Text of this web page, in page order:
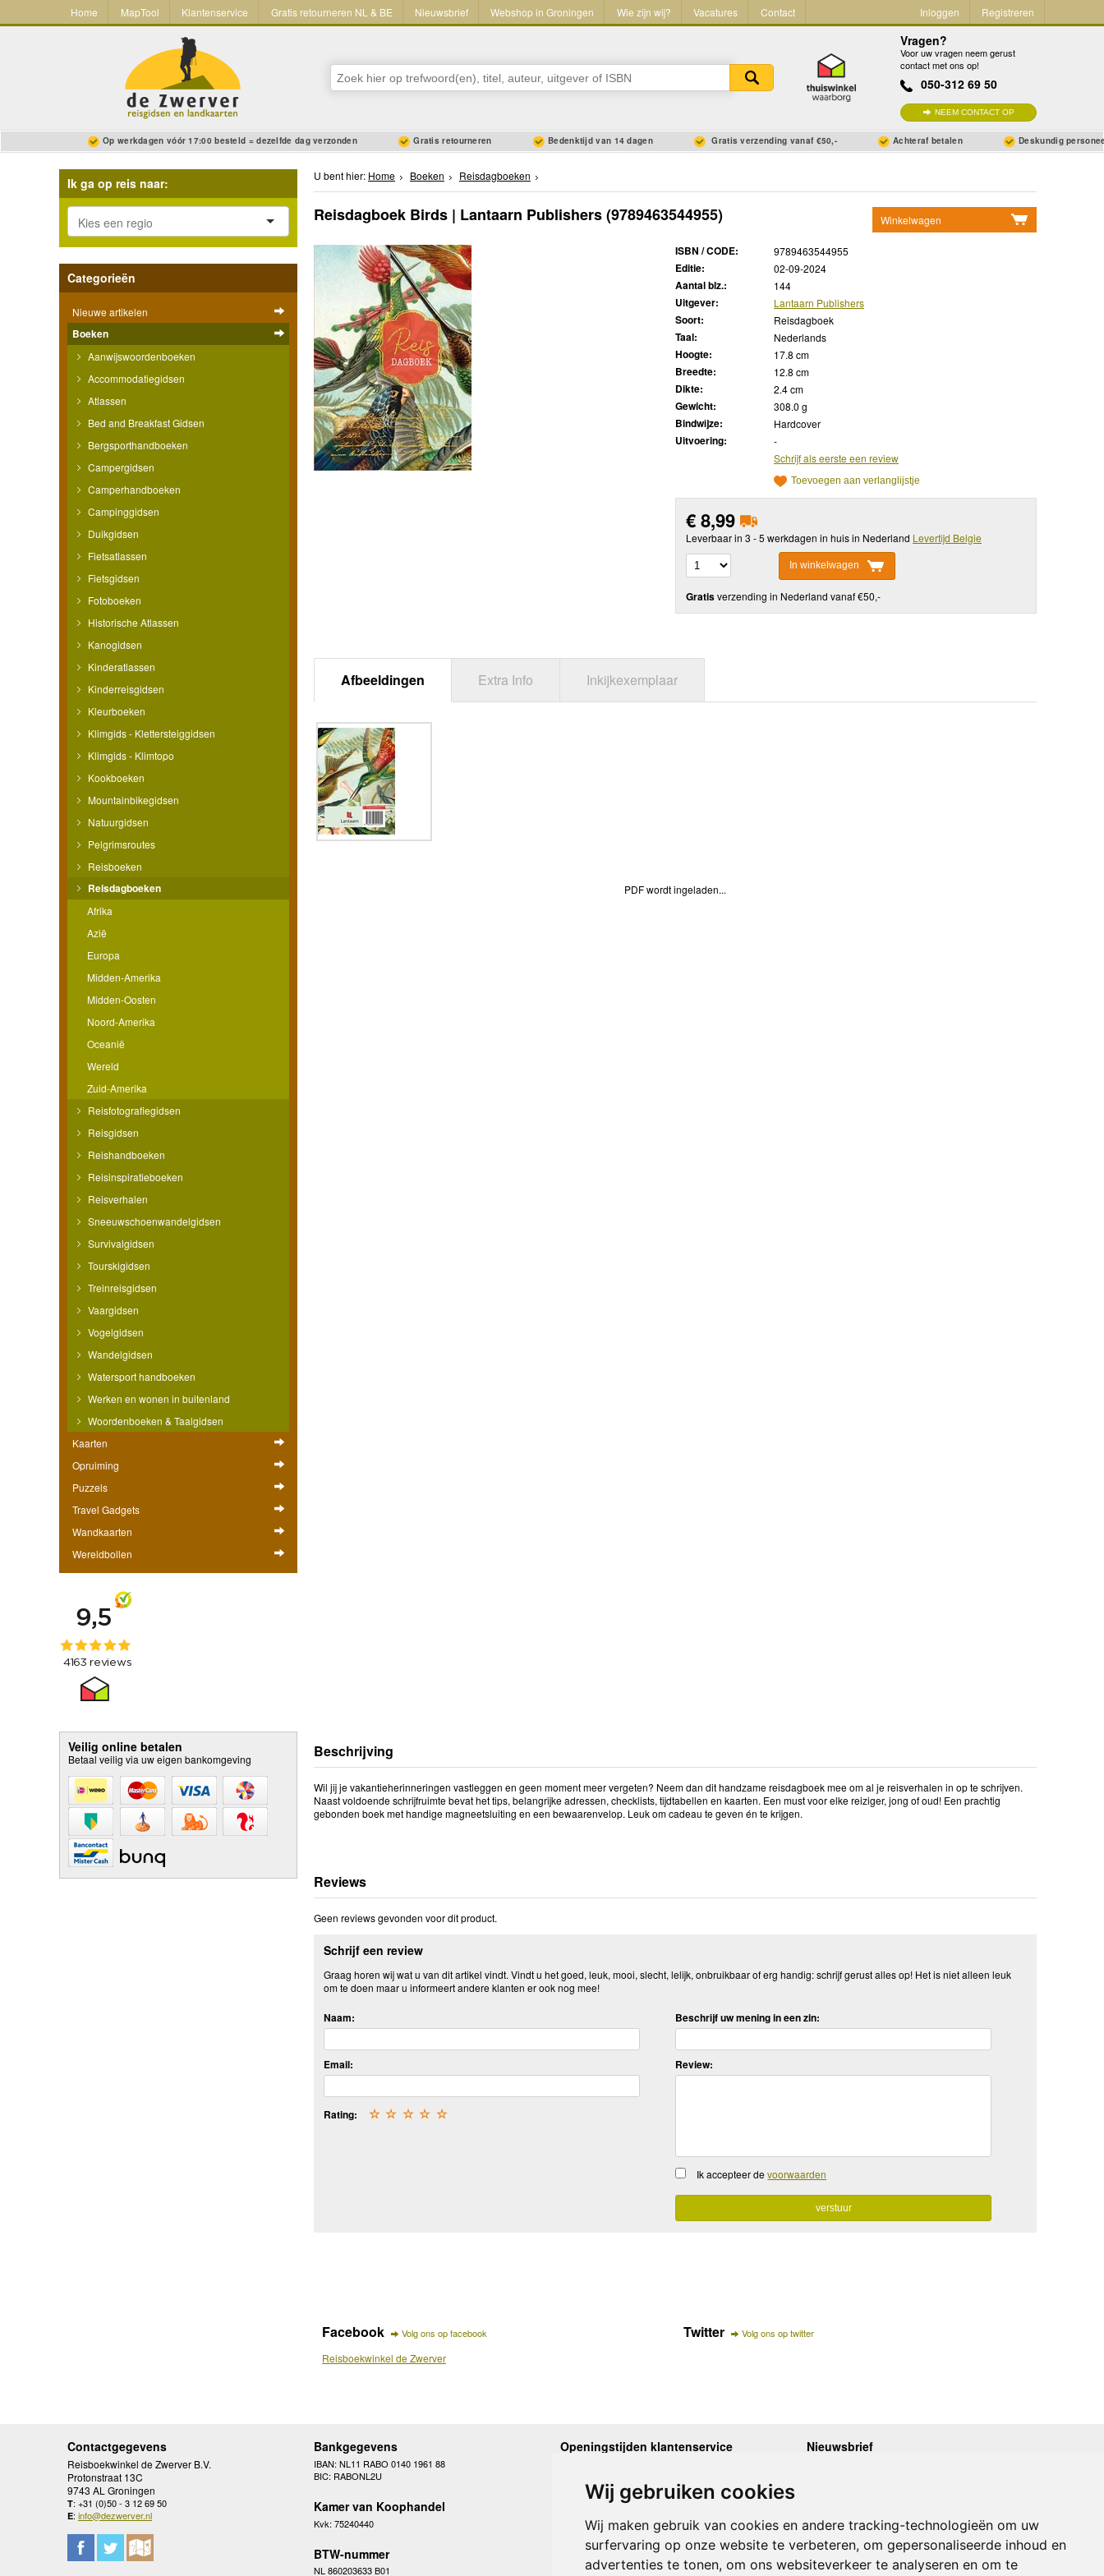
Wij gebruiken cookies
Wij maken gebruik van cookies en andere tracking-technologieën om uw
surfervaring op onze website te verbeteren, om gepersonaliseerde inhoud en
advertenties te tonen, om ons websiteverkeer te analyseren en om te
Home MapTool Klantenservice Gratis retourneren NL & BE Nieuwsbrief Webshop in Groningen Wie zijn wij? Vacatures Contact Inloggen Registreren
Vragen?
Voor uw vragen neem gerust
contact met ons op!
050-312 69 50
NEEM CONTACT OP
Op werkdagen vóór 17:00 besteld = dezelfde dag verzonden Gratis retourneren Bedenktijd van 14 dagen Gratis verzending vanaf €50,- Achteraf betalen Deskundig
Ik ga op reis naar:
Categorieën
Nieuwe artikelen
Boeken
Aanwijswoordenboeken
Accommodatiegidsen
Atlassen
Bed and Breakfast Gidsen
Bergsporthandboeken
Campergidsen
Camperhandboeken
Campinggidsen
Duikgidsen
Fietsatlassen
Fietsgidsen
Fotoboeken
Historische Atlassen
Kanogidsen
Kinderatlassen
Kinderreisgidsen
Kleurboeken
Klimgids - Klettersteiggidsen
Klimgids - Klimtopo
Kookboeken
Mountainbikegidsen
Natuurgidsen
Pelgrimsroutes
Reisboeken
Reisdagboeken
Afrika
Azië
Europa
Midden-Amerika
Midden-Oosten
Noord-Amerika
Oceanië
Wereld
Zuid-Amerika
Reisfotografiegidsen
Reisgidsen
Reishandboeken
Reisinspiratieboeken
Reisverhalen
Sneeuwschoenwandelgidsen
Survivalgidsen
Tourskigidsen
Treinreisgidsen
Vaargidsen
Vogelgidsen
Wandelgidsen
Watersport handboeken
Werken en wonen in buitenland
Woordenboeken & Taalgidsen
Kaarten
Opruiming
Puzzels
Travel Gadgets
Wandkaarten
Wereldbollen
Veilig online betalen
Betaal veilig via uw eigen bankomgeving
U bent hier: Home Boeken Reisdagboeken
Winkelwagen
Reisdagboek Birds | Lantaarn Publishers(9789463544955)
ISBN / CODE: 9789463544955
Editie: 02-09-2024
Aantal blz.: 144
Uitgever: Lantaarn Publishers
Soort: Reisdagboek
Taal: Nederlands
Hoogte: 17.8 cm
Breedte: 12.8 cm
Dikte: 2.4 cm
Gewicht: 308.0 g
Bindwijze: Hardcover
Uitvoering:
-
Schrijf als eerste een review
Toevoegen aan verlanglijstje
€8,99
Leverbaar in 3 - 5 werkdagen in huis in Nederland Levertijd Belgie
In winkelwagen
Gratisverzending in Nederland vanaf €50,-
Afbeeldingen Extra Info Inkijkexemplaar
PDF wordt ingeladen...
Beschrijving
Wil jij je vakantieherinneringen vastleggen en geen moment meer vergeten? Neem dan dit handzame reisdagboek mee om al je reisverhalen in op te schrijven.
Naast voldoende schrijfruimte bevat het tips, belangrijke adressen, checklists, tijdtabellen en kaarten. Een must voor elke reiziger, jong of oud! Een prachtig
gebonden boek met handige magneetsluiting en een bewaarenvelop. Leuk om cadeau te geven én te krijgen.
Reviews
Geen reviews gevonden voor dit product.
Schrijf een review
Graag horen wij wat u van dit artikel vindt. Vindt u het goed, leuk, mooi, slecht, lelijk, onbruikbaar of erg handig: schrijf gerust alles op! Het is niet alleen leuk
om te doen maar u informeert andere klanten er ook nog mee!
Naam:
Email:
Rating: ☆
☆
☆
☆
☆
Beschrijf uw mening in een zin:
Review:
Ik accepteer devoorwaarden
Facebook Volg ons op facebook
Reisboekwinkel de Zwerver
Twitter Volg ons op twitter
Contactgegevens
Reisboekwinkel de Zwerver B.V.
Protonstraat 13C
9743 AL Groningen
T: +31 (0)50 - 3 12 69 50
E: info@dezwerver.nl
Bankgegevens
IBAN: NL11 RABO 0140 1961 88
BIC: RABONL2U
Kamer van Koophandel
Kvk: 75240440
BTW-nummer
NL 860203633 B01
Openingstijden klantenservice
Woensdag
10.00 - 12.30 en 13.30 - 17.00
Donderdag
Vrijdag
10.00 - 12.30 en 13.30 - 17.00
Zaterdag
gesloten
Zondag
gesloten
Nieuwsbrief
Onze laatste Nieuwsbrief
Inschrijven